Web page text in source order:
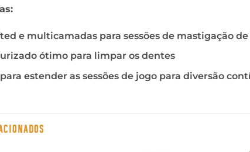
e multicamadas para sessões de mastigação
ótimo para limpar os dentes
estender as sessões de jogo para diversão